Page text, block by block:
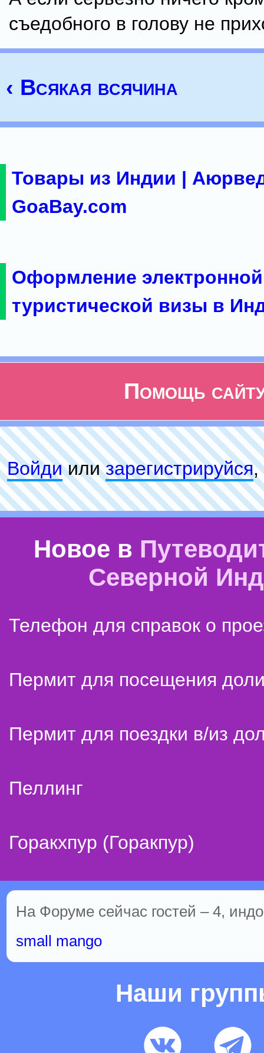
съедобного в голову не
‹ Всякая всячина
Товары из Индии |
GoaBay.com
Оформление электронной
туристической визы в
Помощь
Войдиилизарeгиcтpируйся,
Новое в
Северной
Телефон для справок о
Пермит для посещения
Пермит для поездки в/из
Пеллинг
Горакхпур (Горакпур)
На Форуме сейчас гостей – 4,
small mango
Наши